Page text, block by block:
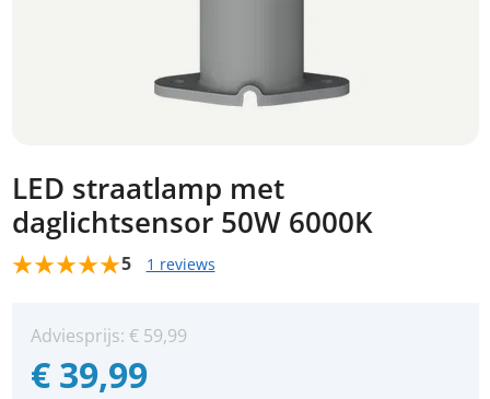
LED straatlamp met
daglichtsensor 50W 6000K
5 1 reviews
Adviesprijs: € 59,99
€ 39,99